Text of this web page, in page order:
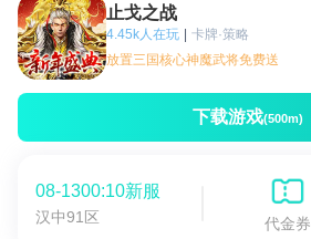
止戈之战
4.45k人在玩 | 卡牌·策略
放置三国核心神魔武将免费送
下载游戏(500m)
08-1300:10新服
汉中91区 代金券